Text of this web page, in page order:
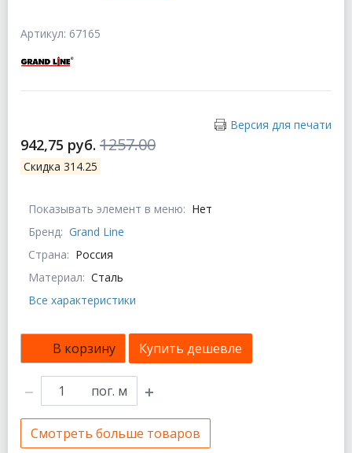
Артикул: 67165
Версия для печати
942,75 руб. 1257.00
Скидка 314.25
Показывать элемент в меню: Нет
Бренд: Grand Line
Страна: Россия
Материал: Сталь
Все характеристики
В корзину Купить дешевле
пог. м
Смотреть больше товаров